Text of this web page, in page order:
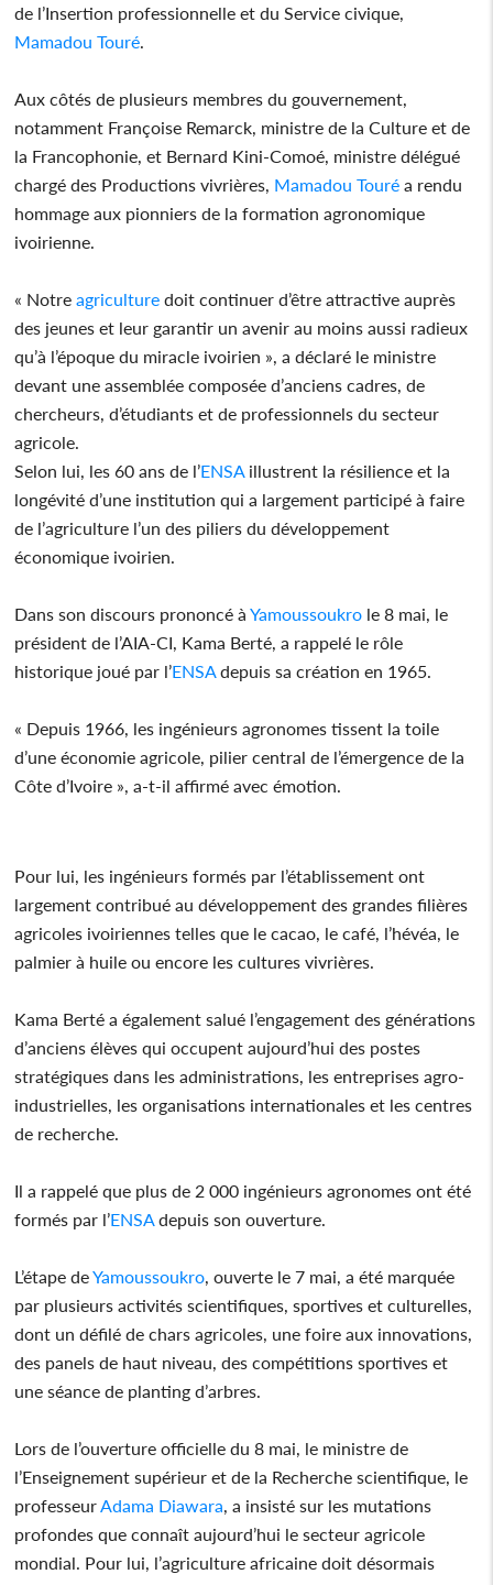
de l’Insertion professionnelle et du Service civique,
Mamadou Touré
Aux côtés de plusieurs membres du gouvernement,
notamment Françoise Remarck, ministre de la Culture et de
la Francophonie, et Bernard Kini-Comoé, ministre délégué
chargé des Productions vivrières, Mamadou Touré a rendu
hommage aux pionniers de la formation agronomique
ivoirienne.
« Notre agriculture doit continuer d’être attractive auprès
des jeunes et leur garantir un avenir au moins aussi radieux
qu’à l’époque du miracle ivoirien », a déclaré le ministre
devant une assemblée composée d’anciens cadres, de
chercheurs, d’étudiants et de professionnels du secteur
agricole.
Selon lui, les 60 ans de l’ENSA illustrent la résilience et la
longévité d’une institution qui a largement participé à faire
de l’agriculture l’un des piliers du développement
économique ivoirien.
Dans son discours prononcé à Yamoussoukro le 8 mai, le
président de l’AIA-CI, Kama Berté, a rappelé le rôle
historique joué par l’ENSA depuis sa création en 1965.
« Depuis 1966, les ingénieurs agronomes tissent la toile
d’une économie agricole, pilier central de l’émergence de la
Côte d’Ivoire », a-t-il affirmé avec émotion.
Pour lui, les ingénieurs formés par l’établissement ont
largement contribué au développement des grandes filières
agricoles ivoiriennes telles que le cacao, le café, l’hévéa, le
palmier à huile ou encore les cultures vivrières.
Kama Berté a également salué l’engagement des générations
d’anciens élèves qui occupent aujourd’hui des postes
stratégiques dans les administrations, les entreprises agro-
industrielles, les organisations internationales et les centres
de recherche.
Il a rappelé que plus de 2 000 ingénieurs agronomes ont été
formés par l’ENSA depuis son ouverture.
L’étape deYamoussoukro , ouverte le 7 mai, a été marquée
par plusieurs activités scientifiques, sportives et culturelles,
dont un défilé de chars agricoles, une foire aux innovations,
des panels de haut niveau, des compétitions sportives et
une séance de planting d’arbres.
Lors de l’ouverture officielle du 8 mai, le ministre de
l’Enseignement supérieur et de la Recherche scientifique, le
professeur Adama Diawara , a insisté sur les mutations
profondes que connaît aujourd’hui le secteur agricole
mondial. Pour lui, l’agriculture africaine doit désormais